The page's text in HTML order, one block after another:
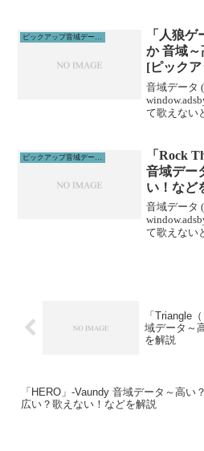
ルに通うこ
ピックアップ音域データ解説
「人狼
か 音域
[ピック
音域データ
て歌えない
ルに通うこ
「Rock
音域デー
い！など
音域データ
て歌えない
「Triangle
域データ～
を解説
「HERO」-Vaundy 音域データ～高い？
広い？歌えない！などを解説